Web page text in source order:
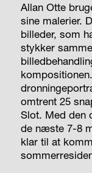
Allan Otte
sine malerier.
billeder, som
stykker
omtrent 25
Slot. Med den
de næste 7-8
klar til at